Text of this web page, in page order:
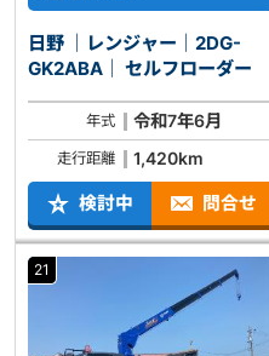
日野 ｜レンジャー｜2DG-
GK2ABA｜ セルフローダー
年式 令和7年6月
走行距離 1,420km
検討中 問合せ
21